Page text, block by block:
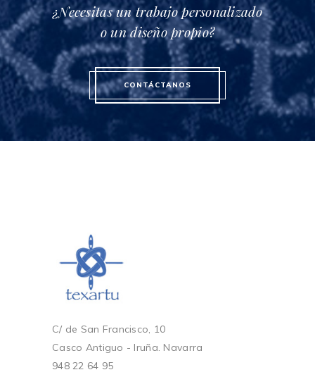
¿Necesitas un trabajo personalizado
o un diseño propio?
CONTÁCTANOS
C/ de San Francisco, 10
Casco Antiguo - Iruña. Navarra
948 22 64 95